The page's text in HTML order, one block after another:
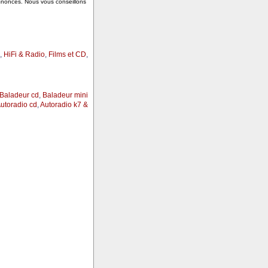
Nous vous conseillons
, HiFi & Radio, Films et CD,
Baladeur cd , Baladeur mini
cd ,Autoradio k7 &